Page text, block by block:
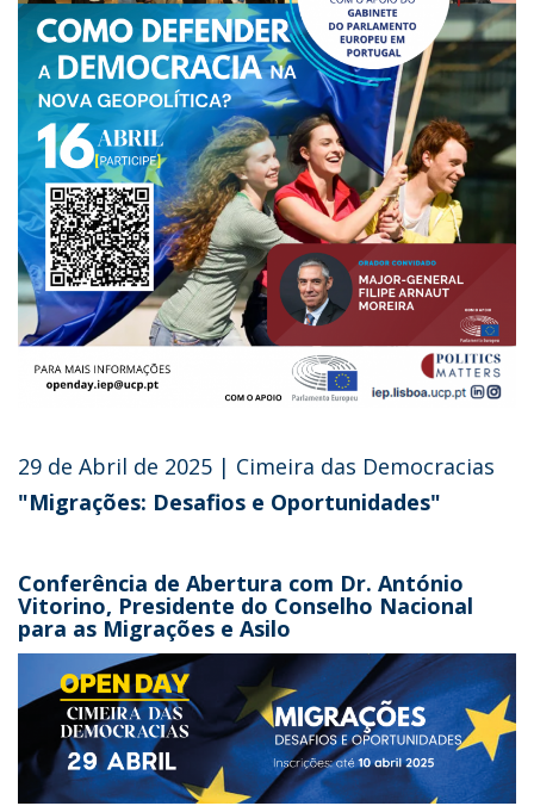
29 de Abril de 2025 | Cimeira das Democracias
"Migrações: Desafios e Oportunidades"
Conferência de Abertura com Dr. António
Vitorino, Presidente do Conselho Nacional
para as Migrações e Asilo